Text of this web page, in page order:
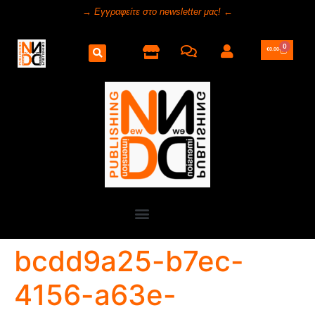
→ Εγγραφείτε στο newsletter μας! ←
€0.00 0
bcdd9a25-b7ec-
4156-a63e-